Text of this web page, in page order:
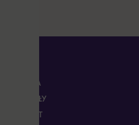
KARIERA
ARTYKUŁY
KONTAKT